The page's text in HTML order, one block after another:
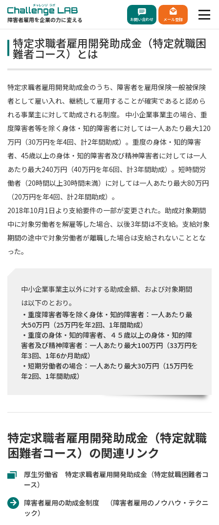
障害者雇用を企業の力に変える お問い合わせ メール登録
特定求職者雇用開発助成金（特定就職困
難者コース）とは
特定求職者雇用開発助成金のうち、障害者を雇用保険一般被保険
者として雇い入れ、継続して雇用することが確実であると認めら
れる事業主に対して助成される制度。 中小企業事業主の場合、重
度障害者等を除く身体・知的障害者に対しては一人あたり最大120
万円（30万円を年4回、計2年間助成）。重度の身体・知的障害
者、45歳以上の身体・知的障害者及び精神障害者に対しては一人
あたり最大240万円（40万円を年6回、計3年間助成）。短時間労
働者（20時間以上30時間未満）に対しては一人あたり最大80万円
（20万円を年4回、計2年間助成）。
2018年10⽉1⽇より⽀給要件の⼀部が変更された。助成対象期間
中に対象労働者を解雇等した場合、以後3年間は不支給。⽀給対象
期間の途中で対象労働者が離職した場合は支給されないこととな
った。
中小企業事業主以外に対する助成金額、および対象期間
は以下のとおり。
・ 重度障害者等を除く身体・知的障害者：一人あたり最
大50万円（25万円を年2回、1年間助成）
・ 重度の身体・知的障害者、４５歳以上の身体・知的障
害者及び精神障害者：一人あたり最大100万円（33万円を
年3回、1年6か月助成）
・ 短期労働者の場合：一人あたり最大30万円（15万円を
年2回、1年間助成）
特定求職者雇用開発助成金（特定就職
困難者コース）の関連リンク
厚生労働省 特定求職者雇用開発助成金（特定就職困難者コ
ース）
障害者雇用の助成金制度 （障害者雇用のノウハウ・テクニ
ック）